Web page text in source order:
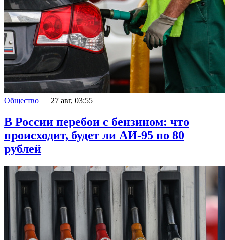
Общество 27 авг, 03:55
В России перебои с бензином: что
происходит, будет ли АИ-95 по 80
рублей